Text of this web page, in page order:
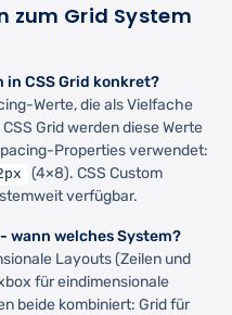
zum Grid System
CSS Grid konkret?
Werte, die als Vielfache
Grid werden diese Werte
Properties verwendet:
(4×8). CSS Custom
verfügbar.
wann welches System?
Layouts (Zeilen und
für eindimensionale
beide kombiniert: Grid für